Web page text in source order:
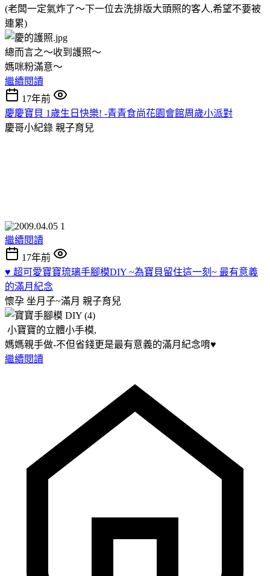
(老闆一定氣炸了～下一位去洗排版大頭照的客人,希望不要被
連累)
總而言之～收到護照～
媽咪粉滿意～
繼續閱讀
17年前
慶慶寶貝 1歲生日快樂! -青青食尚花園會館周歲小派對
慶哥小紀錄 親子育兒
繼續閱讀
17年前
♥ 超可愛寶寶琉璃手腳模DIY ~為寶貝留住這一刻~ 最有意義
的滿月紀念
懷孕 坐月子~滿月 親子育兒
小寶寶的立體小手模,
媽媽親手做-不但省錢更是最有意義的滿月紀念唷♥
繼續閱讀